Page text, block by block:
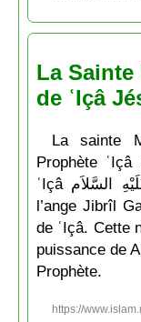
La Sainte
de ʿIçâ
La sainte
Prophète
ʿIçâ عَلَيْهِ السَّلاَم sans père. Dieu a ordonné à
l’ange Jibrîl
de ʿIçâ. Cette
puissance de
Prophète.
https://